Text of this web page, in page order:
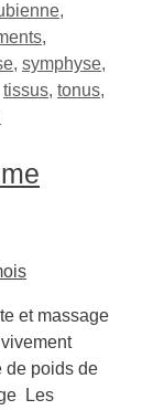
,
,
, symphyse,
tissus, tonus,
et massage
de poids de
Les